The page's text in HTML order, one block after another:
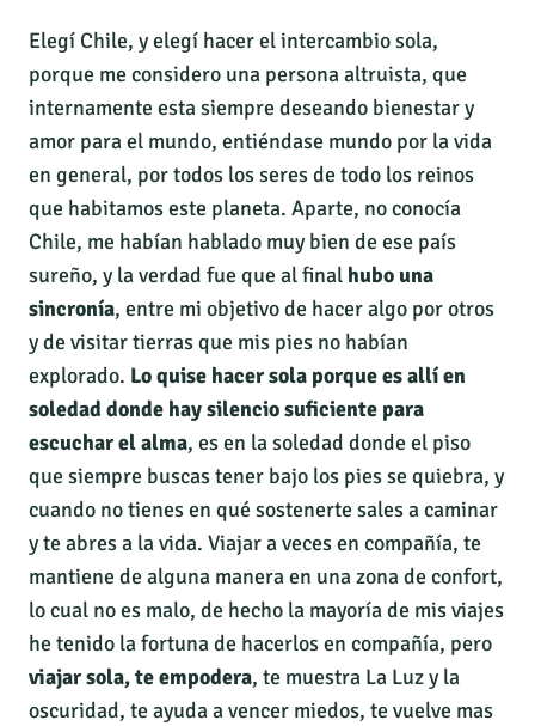
Elegí Chile, y elegí hacer el intercambio sola,
porque me considero una persona altruista, que
internamente esta siempre deseando bienestar y
amor para el mundo, entiéndase mundo por la vida
en general, por todos los seres de todo los reinos
que habitamos este planeta. Aparte, no conocía
Chile, me habían hablado muy bien de ese país
sureño, y la verdad fue que al final hubo una
sincronía, entre mi objetivo de hacer algo por otros
y de visitar tierras que mis pies no habían
explorado. Lo quise hacer sola porque es allí en
soledad donde hay silencio suficiente para
escuchar el alma, es en la soledad donde el piso
que siempre buscas tener bajo los pies se quiebra, y
cuando no tienes en qué sostenerte sales a caminar
y te abres a la vida. Viajar a veces en compañía, te
mantiene de alguna manera en una zona de confort,
lo cual no es malo, de hecho la mayoría de mis viajes
he tenido la fortuna de hacerlos en compañía, pero
viajar sola, te empodera, te muestra La Luz y la
oscuridad, te ayuda a vencer miedos, te vuelve mas